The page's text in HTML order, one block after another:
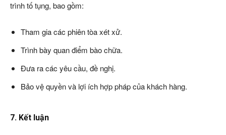
trình tố tụng, bao gồm:
Tham gia các phiên tòa xét xử.
Trình bày quan điểm bào chữa.
Đưa ra các yêu cầu, đề nghị.
Bảo vệ quyền và lợi ích hợp pháp của khách hàng.
7. Kết luận